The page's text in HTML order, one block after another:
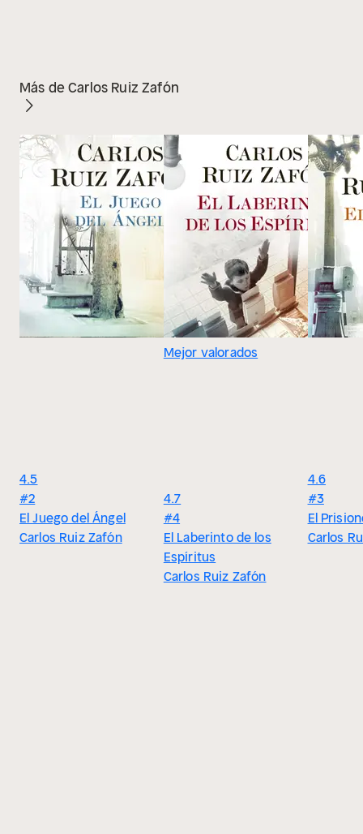
Más de Carlos Ruiz Zafón
4.5
#2
El Juego del Ángel
Carlos Ruiz Zafón
Mejor valorados
4.7
#4
El Laberinto de los
Espíritus
Carlos Ruiz Zafón
4.6
#3
El
Carlos